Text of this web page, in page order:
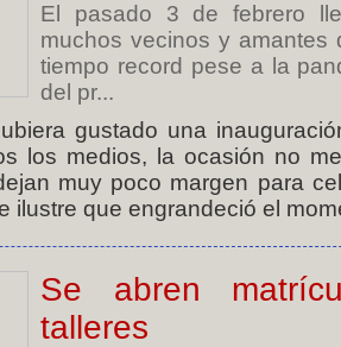
El pasado 3 de febrero
muchos vecinos y amantes
tiempo record pese a la
del pr...
gustado una
los medios, la ocasión no
muy poco margen para
ilustre que engrandeció el
Se abren
talleres